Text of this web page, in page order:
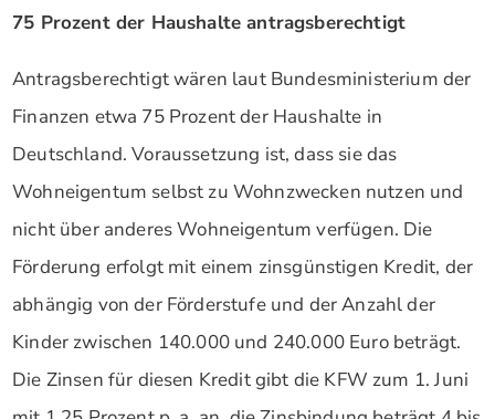
75 Prozent der Haushalte antragsberechtigt
Antragsberechtigt wären laut Bundesministerium der
Finanzen etwa 75 Prozent der Haushalte in
Deutschland. Voraussetzung ist, dass sie das
Wohneigentum selbst zu Wohnzwecken nutzen und
nicht über anderes Wohneigentum verfügen. Die
Förderung erfolgt mit einem zinsgünstigen Kredit, der
abhängig von der Förderstufe und der Anzahl der
Kinder zwischen 140.000 und 240.000 Euro beträgt.
Die Zinsen für diesen Kredit gibt die KFW zum 1. Juni